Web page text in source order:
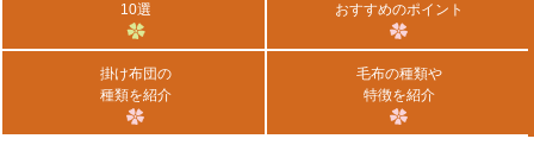
10選
おすすめのポイント
掛け布団の
種類を紹介
毛布の種類や
特徴を紹介